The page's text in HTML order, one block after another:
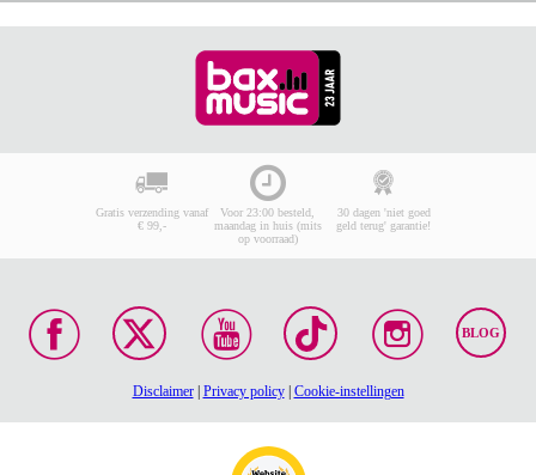
Gratis verzending vanaf
€ 99,-
Voor 23:00 besteld,
maandag in huis (mits
op voorraad)
30 dagen 'niet goed
geld terug' garantie!
BLOG
Disclaimer| Privacy policy| Cookie-instellingen